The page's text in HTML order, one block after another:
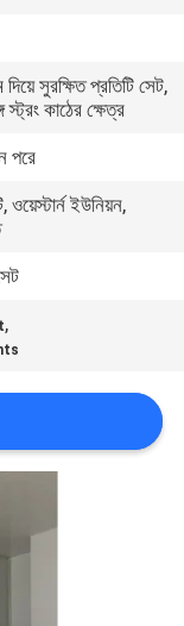
সুরক্ষিত প্রতিটি সেট,
কাঠের ক্ষেত্র
পরে
ইউনিয়ন,
,